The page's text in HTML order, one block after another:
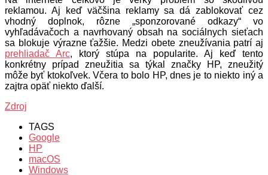
reklamou. Aj keď väčšina reklamy sa dá zablokovať cez
vhodný doplnok, rôzne „sponzorované odkazy“ vo
vyhľadávačoch a navrhovaný obsah na sociálnych sieťach
sa blokuje výrazne ťažšie. Medzi obete zneužívania patrí aj
prehliadač Arc, ktorý stúpa na popularite. Aj keď tento
konkrétny prípad zneužitia sa týkal značky HP, zneužitý
môže byť ktokoľvek. Včera to bolo HP, dnes je to niekto iný a
zajtra opäť niekto ďalší.
Zdroj
TAGS
Google
HP
macOS
Windows